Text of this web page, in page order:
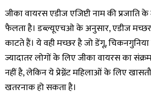
जीका वायरस एडीज एजिप्टी नाम की
फैलता है। डब्ल्यूएचओ के अनुसार, एडीज
काटते हैं। ये वही मच्छर है जो डेंगू, चिकनगुनिया
ज्यादातर लोगों के लिए जीका वायरस का
नहीं है, लेकिन ये प्रेग्नेंट महिलाओं के लिए
खतरनाक हो सकता है।